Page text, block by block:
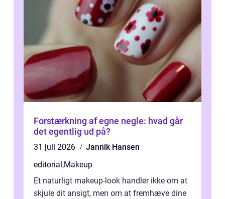
Forstærkning af egne negle: hvad går
det egentlig ud på?
31 juli 2026
Jannik Hansen
editorial,Makeup
Et naturligt makeup-look handler ikke om at
skjule dit ansigt, men om at fremhæve dine